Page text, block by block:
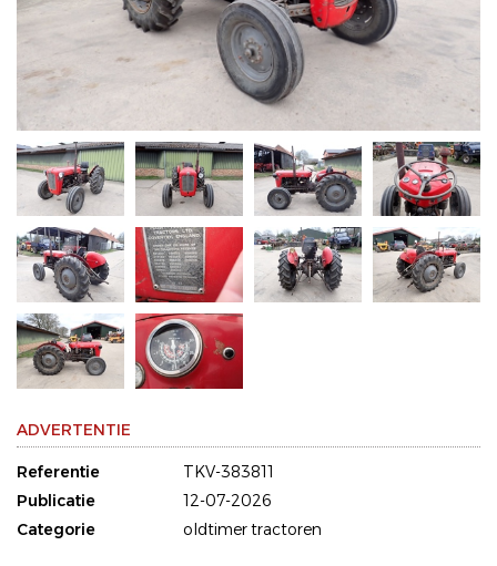
ADVERTENTIE
Referentie
TKV-383811
Publicatie
12-07-2026
Categorie
oldtimer tractoren